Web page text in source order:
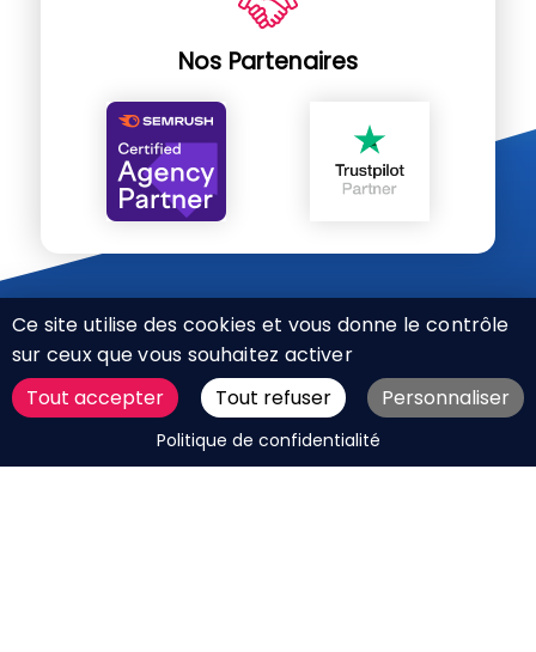
DEMANDER UN DEVIS
Nos Partenaires
CHARTE RÉSEAUX SOCIAUX
MENTIONS LÉGALES
Ce site utilise des cookies et vous donne le contrôle
sur ceux que vous souhaitez activer
Tout accepter
Tout refuser Personnaliser
Politique de confidentialité